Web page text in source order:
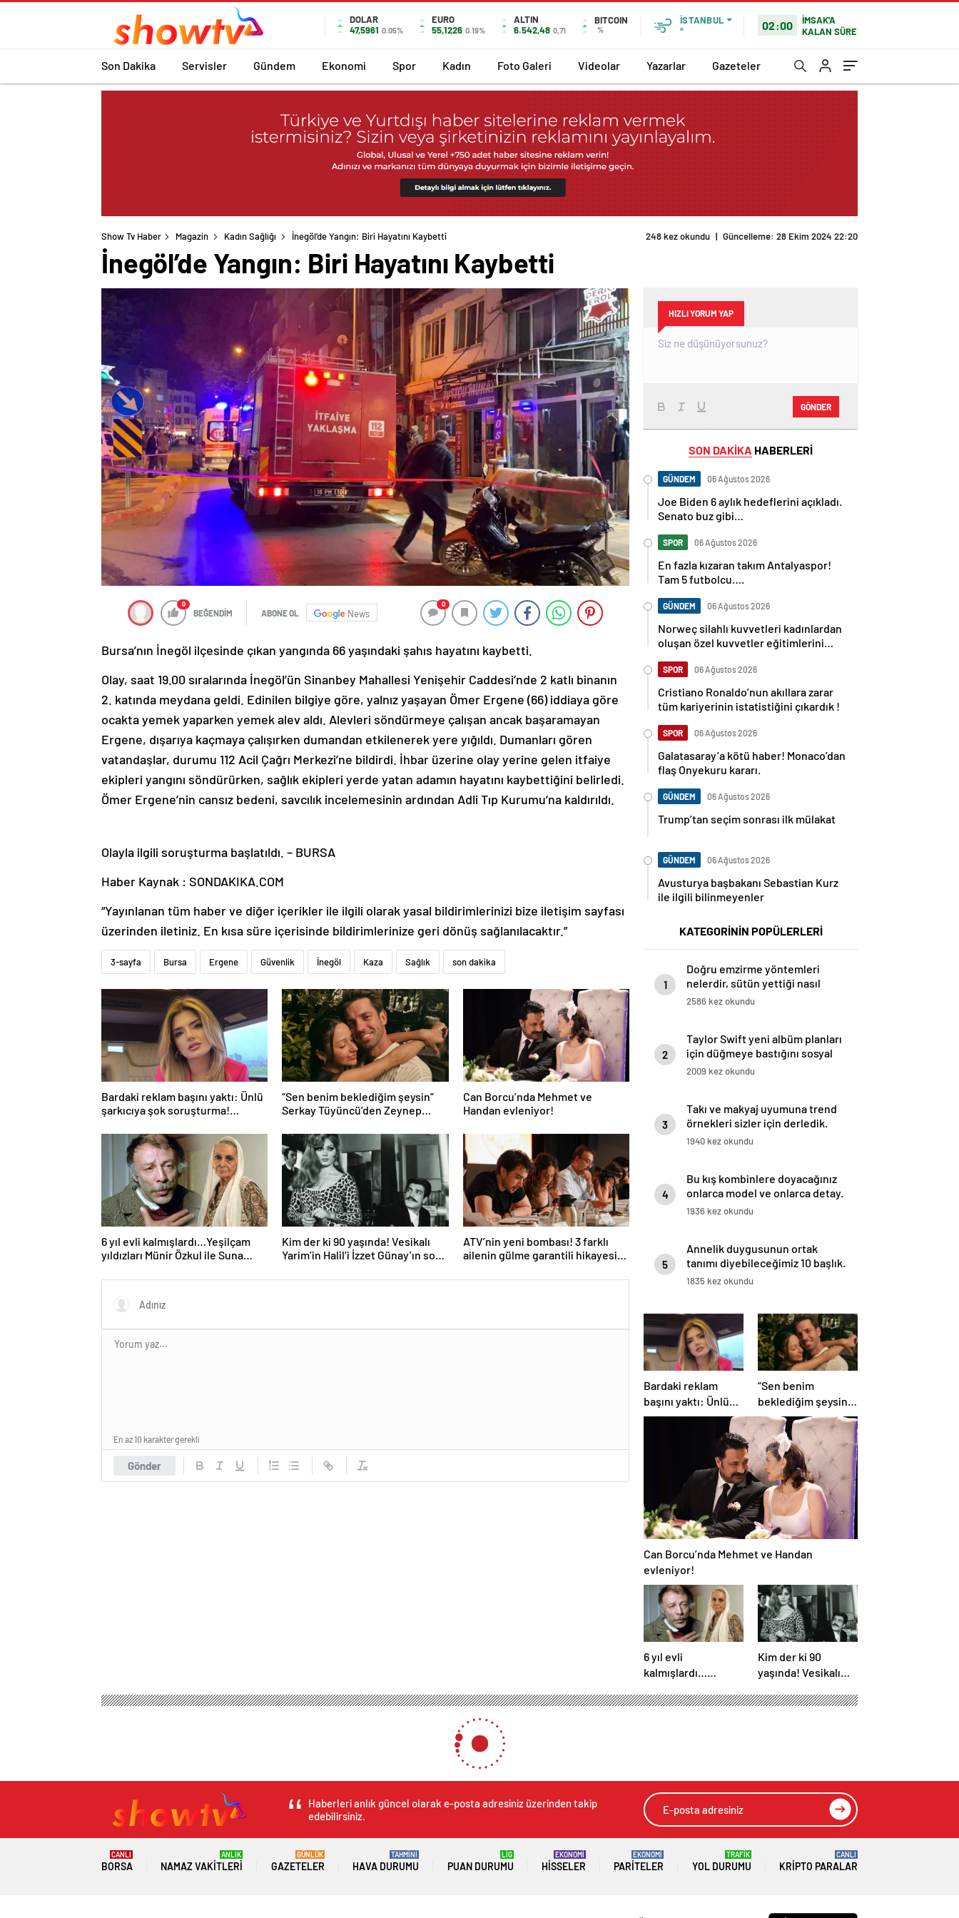
DOLAR
47,5961 0.05%
EURO
55,1226 0.19%
ALTIN
6.542,48 0,71
BITCOIN
%
İSTANBUL
°
02:00
İMSAK'A
KALAN SÜRE
Son Dakika Servisler Gündem Ekonomi Spor Kadın Foto Galeri Videolar Yazarlar Gazeteler
Show Tv Haber Magazin Kadın Sağlığı İnegöl’de Yangın: Biri Hayatını Kaybetti 248 kez okundu | Güncelleme: 28 Ekim 2024 22:20
İnegöl’de Yangın: Biri Hayatını Kaybetti
0
BEĞENDİM ABONE OL News
0
Bursa’nın İnegöl ilçesinde çıkan yangında 66 yaşındaki şahıs hayatını kaybetti.
Olay, saat 19.00 sıralarında İnegöl’ün Sinanbey Mahallesi Yenişehir Caddesi’nde 2 katlı binanın
2. katında meydana geldi. Edinilen bilgiye göre, yalnız yaşayan Ömer Ergene (66) iddiaya göre
ocakta yemek yaparken yemek alev aldı. Alevleri söndürmeye çalışan ancak başaramayan
Ergene, dışarıya kaçmaya çalışırken dumandan etkilenerek yere yığıldı. Dumanları gören
vatandaşlar, durumu 112 Acil Çağrı Merkezi’ne bildirdi. İhbar üzerine olay yerine gelen itfaiye
ekipleri yangını söndürürken, sağlık ekipleri yerde yatan adamın hayatını kaybettiğini belirledi.
Ömer Ergene’nin cansız bedeni, savcılık incelemesinin ardından Adli Tıp Kurumu’na kaldırıldı.
Olayla ilgili soruşturma başlatıldı. – BURSA
Haber Kaynak : SONDAKIKA.COM
“Yayınlanan tüm haber ve diğer içerikler ile ilgili olarak yasal bildirimlerinizi bize iletişim sayfası
üzerinden iletiniz. En kısa süre içerisinde bildirimlerinize geri dönüş sağlanılacaktır.”
3-sayfa Bursa Ergene Güvenlik İnegöl Kaza Sağlık son dakika
Bardaki reklam başını yaktı: Ünlü
şarkıcıya şok soruşturma!
“Sen benim beklediğim şeysin”
Serkay Tüyüncü’den Zeynep
Can Borcu’nda Mehmet ve
Handan evleniyor!
6 yıl evli kalmışlardı…Yeşilçam
yıldızları Münir Özkul ile Suna
Kim der ki 90 yaşında! Vesikalı
Yarim’in Halil’i İzzet Günay’ın son
ATV’nin yeni bombası! 3 farklı
ailenin gülme garantili hikayesi:
Gönder
En az 10 karakter gerekli
HIZLI YORUM YAP
GÖNDER
SON DAKİKA HABERLERİ
GÜNDEM 06 Ağustos 2026
Joe Biden 6 aylık hedeflerini açıkladı.
Senato buz gibi…
SPOR 06 Ağustos 2026
En fazla kızaran takım Antalyaspor!
Tam 5 futbolcu….
GÜNDEM 06 Ağustos 2026
Norweç silahlı kuvvetleri kadınlardan
oluşan özel kuvvetler eğitimlerini
SPOR 06 Ağustos 2026
Cristiano Ronaldo’nun akıllara zarar
tüm kariyerinin istatistiğini çıkardık !
SPOR 06 Ağustos 2026
Galatasaray’a kötü haber! Monaco’dan
flaş Onyekuru kararı.
GÜNDEM 06 Ağustos 2026
Trump’tan seçim sonrası ilk mülakat
GÜNDEM 06 Ağustos 2026
Avusturya başbakanı Sebastian Kurz
ile ilgili bilinmeyenler
KATEGORİNİN POPÜLERLERİ
1
Doğru emzirme yöntemleri
nelerdir, sütün yettiği nasıl
anlaşılır?
2586 kez okundu
2
Taylor Swift yeni albüm planları
için düğmeye bastığını sosyal
medyadan duyurdu!
2009 kez okundu
3
Takı ve makyaj uyumuna trend
örnekleri sizler için derledik.
1940 kez okundu
4
Bu kış kombinlere doyacağınız
onlarca model ve onlarca detay.
1936 kez okundu
5
Annelik duygusunun ortak
tanımı diyebileceğimiz 10 başlık.
1835 kez okundu
Bardaki reklam
başını yaktı: Ünlü
şarkıcıya şok
Haberim yoktu…
“Sen benim
beklediğim şeysin”
Serkay Tüyüncü’den
Zeynep Bastık’a aşk
dolu 1. yıl kutlaması!
Can Borcu’nda Mehmet ve Handan
evleniyor!
6 yıl evli
kalmışlardı…
Münir Özkul ile Suna
Kim der ki 90
yaşında! Vesikalı
Günay’ın son hali
Haberleri anlık güncel olarak e-posta adresiniz üzerinden takip
edebilirsiniz.
BORSA
CANLI
NAMAZ VAKITLERI
ANLIK
GAZETELER
GÜNLÜK
HAVA DURUMU
TAHMİNİ
PUAN DURUMU
LİG
HISSELER
EKONOMİ
PARITELER
EKONOMİ
YOL DURUMU
TRAFİK
KRIPTO PARALAR
CANLI